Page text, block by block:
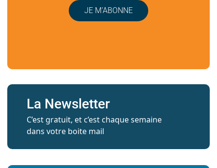
JE M’ABONNE
La Newsletter
C’est gratuit, et c’est chaque semaine
dans votre boite mail